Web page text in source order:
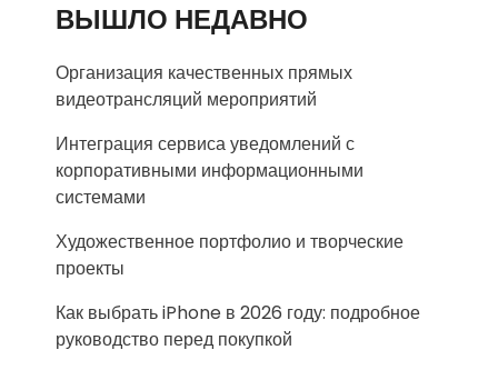
ВЫШЛО НЕДАВНО
Организация качественных прямых
видеотрансляций мероприятий
Интеграция сервиса уведомлений с
корпоративными информационными
системами
Художественное портфолио и творческие
проекты
Как выбрать iPhone в 2026 году: подробное
руководство перед покупкой